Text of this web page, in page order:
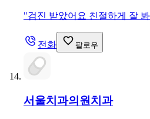
"검진 받았어요 친절하게 잘
전화 팔로우
서울치과의원 치과